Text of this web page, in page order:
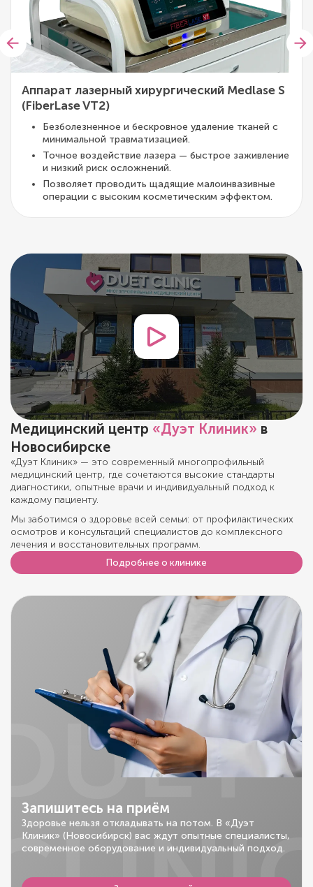
Аппарат лазерный хирургический Medlase S
(FiberLase VT2)
Безболезненное и бескровное удаление тканей с
минимальной травматизацией.
Точное воздействие лазера — быстрое заживление
и низкий риск осложнений.
Позволяет проводить щадящие малоинвазивные
операции с высоким косметическим эффектом.
Медицинский центр «Дуэт Клиник» в
Новосибирске
«Дуэт Клиник» — это современный многопрофильный
медицинский центр, где сочетаются высокие стандарты
диагностики, опытные врачи и индивидуальный подход к
каждому пациенту.
Мы заботимся о здоровье всей семьи: от профилактических
осмотров и консультаций специалистов до комплексного
лечения и восстановительных программ.
Подробнее о клинике
Запишитесь на приём
Здоровье нельзя откладывать на потом. В «Дуэт
Клиник» (Новосибирск) вас ждут опытные специалисты,
современное оборудование и индивидуальный подход.